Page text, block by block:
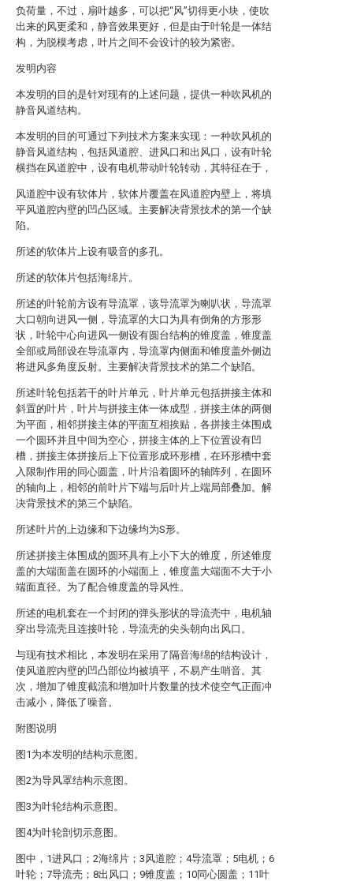
负荷量，不过，扇叶越多，可以把“风”切得更小块，使吹
出来的风更柔和，静音效果更好，但是由于叶轮是一体结
构，为脱模考虑，叶片之间不会设计的较为紧密。
发明内容
本发明的目的是针对现有的上述问题，提供一种吹风机的
静音风道结构。
本发明的目的可通过下列技术方案来实现：一种吹风机的
静音风道结构，包括风道腔、进风口和出风口，设有叶轮
横挡在风道腔中，设有电机带动叶轮转动，其特征在于，
风道腔中设有软体片，软体片覆盖在风道腔内壁上，将填
平风道腔内壁的凹凸区域。主要解决背景技术的第一个缺
陷。
所述的软体片上设有吸音的多孔。
所述的软体片包括海绵片。
所述的叶轮前方设有导流罩，该导流罩为喇叭状，导流罩
大口朝向进风一侧，导流罩的大口为具有倒角的方形形
状，叶轮中心向进风一侧设有圆台结构的锥度盖，锥度盖
全部或局部设在导流罩内，导流罩内侧面和锥度盖外侧边
将进风多角度反射。主要解决背景技术的第二个缺陷。
所述叶轮包括若干的叶片单元，叶片单元包括拼接主体和
斜置的叶片，叶片与拼接主体一体成型，拼接主体的两侧
为平面，相邻拼接主体的平面互相挨贴，各拼接主体围成
一个圆环并且中间为空心，拼接主体的上下位置设有凹
槽，拼接主体拼接后上下位置形成环形槽，在环形槽中套
入限制作用的同心圆盖，叶片沿着圆环的轴阵列，在圆环
的轴向上，相邻的前叶片下端与后叶片上端局部叠加。解
决背景技术的第三个缺陷。
所述叶片的上边缘和下边缘均为S形。
所述拼接主体围成的圆环具有上小下大的锥度，所述锥度
盖的大端面盖在圆环的小端面上，锥度盖大端面不大于小
端面直径。为了配合锥度盖的导风性。
所述的电机套在一个封闭的弹头形状的导流壳中，电机轴
穿出导流壳且连接叶轮，导流壳的尖头朝向出风口。
与现有技术相比，本发明在采用了隔音海绵的结构设计，
使风道腔内壁的凹凸部位均被填平，不易产生哨音。其
次，增加了锥度截流和增加叶片数量的技术使空气正面冲
击减小，降低了噪音。
附图说明
图1为本发明的结构示意图。
图2为导风罩结构示意图。
图3为叶轮结构示意图。
图4为叶轮剖切示意图。
图中，1进风口；2海绵片；3风道腔；4导流罩；5电机；6
叶轮；7导流壳；8出风口；9锥度盖；10同心圆盖；11叶